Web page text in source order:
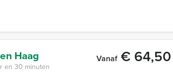
Haag Vanaf€ 64,50
en 30 minuten